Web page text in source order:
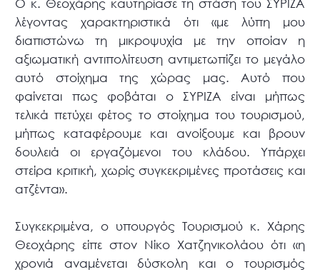
Ο κ. Θεοχάρης καυτηρίασε τη στάση του ΣΥΡΙΖΑ
λέγοντας χαρακτηριστικά ότι «με λύπη μου
διαπιστώνω τη μικροψυχία με την οποίαν η
αξιωματική αντιπολίτευση αντιμετωπίζει το μεγάλο
αυτό στοίχημα της χώρας μας. Αυτό που
φαίνεται πως φοβάται ο ΣΥΡΙΖΑ είναι μήπως
τελικά πετύχει φέτος το στοίχημα του τουρισμού,
μήπως καταφέρουμε και ανοίξουμε και βρουν
δουλειά οι εργαζόμενοι του κλάδου. Υπάρχει
στείρα κριτική, χωρίς συγκεκριμένες προτάσεις και
ατζέντα».
Συγκεκριμένα, ο υπουργός Τουρισμού κ. Χάρης
Θεοχάρης είπε στον Νίκο Χατζηνικολάου ότι «η
χρονιά αναμένεται δύσκολη και ο τουρισμός